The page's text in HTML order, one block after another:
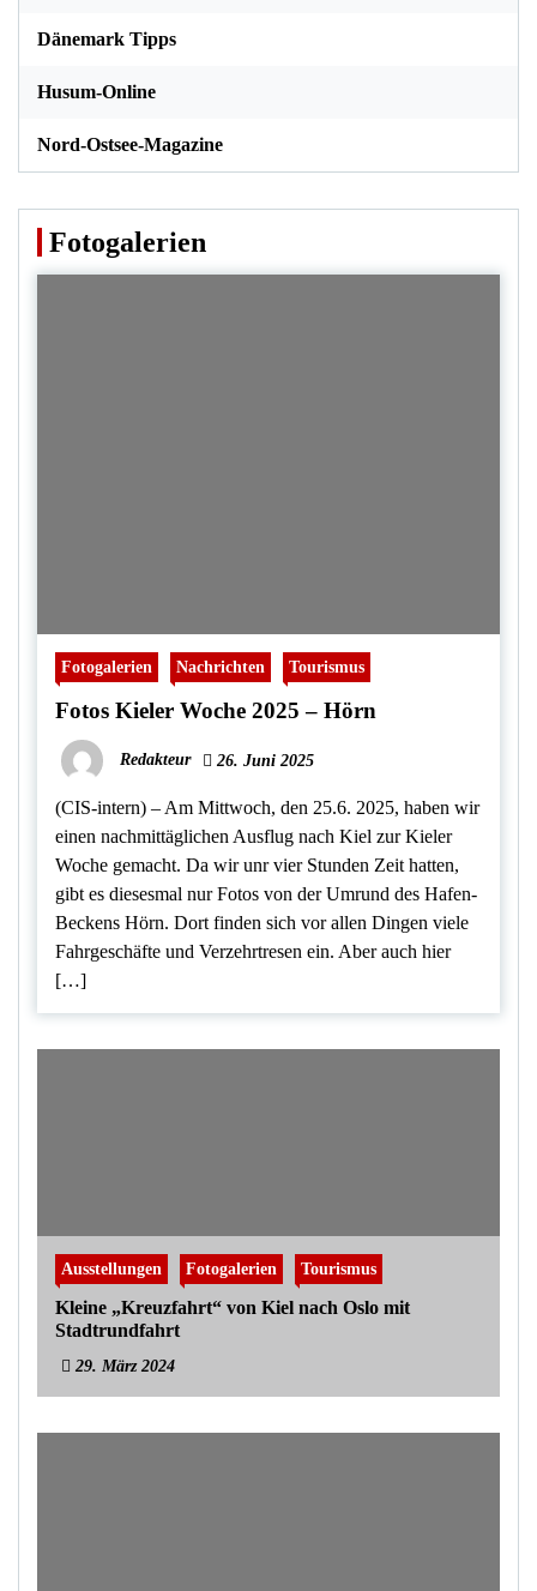
Dänemark Tipps
Husum-Online
Nord-Ostsee-Magazine
Fotogalerien
Fotogalerien Nachrichten Tourismus
Fotos Kieler Woche 2025 – Hörn
Redakteur 26. Juni 2025
(CIS-intern) – Am Mittwoch, den 25.6. 2025, haben wir
einen nachmittäglichen Ausflug nach Kiel zur Kieler
Woche gemacht. Da wir unr vier Stunden Zeit hatten,
gibt es diesesmal nur Fotos von der Umrund des Hafen-
Beckens Hörn. Dort finden sich vor allen Dingen viele
Fahrgeschäfte und Verzehrtresen ein. Aber auch hier
[…]
Ausstellungen Fotogalerien Tourismus
Kleine „Kreuzfahrt“ von Kiel nach Oslo mit
Stadtrundfahrt
29. März 2024